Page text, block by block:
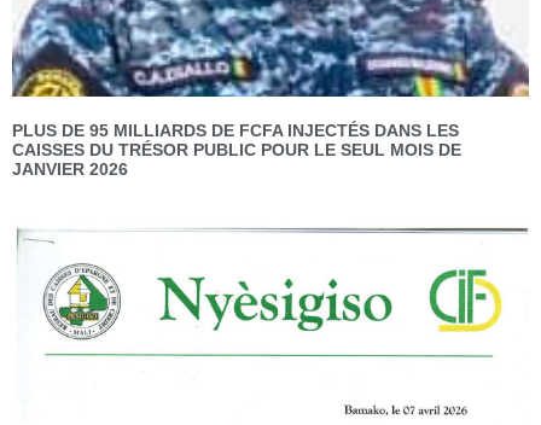
PLUS DE 95 MILLIARDS DE FCFA INJECTÉS DANS LES
CAISSES DU TRÉSOR PUBLIC POUR LE SEUL MOIS DE
JANVIER 2026